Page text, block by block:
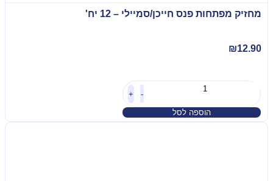
מחזיק מפתחות פנס חייכן/סמיילי – 12 יח'
₪12.90
+
הוספה לסל